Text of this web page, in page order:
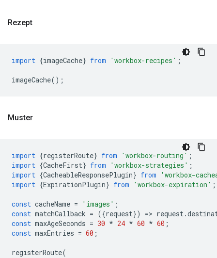
Rezept
import {imageCache} from 'workbox-recipes' ;
imageCache();
Muster
import {registerRoute} from 'workbox-routing' ;
import {CacheFirst} from 'workbox-strategies' ;
import {CacheableResponsePlugin} from
'workbox-
import {ExpirationPlugin} from 'workbox-expiration' ;
const cacheName = 'images' ;
const matchCallback = ({request}) => request.
const maxAgeSeconds = 30 * 24 * 60 * 60 ;
const maxEntries = 60 ;
registerRoute(